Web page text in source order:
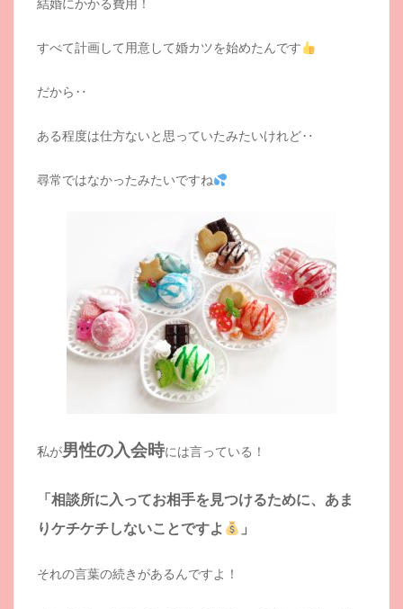
結婚にかかる費用！
すべて計画して用意して婚カツを始めたんです
だから‥
ある程度は仕方ないと思っていたみたいけれど‥
尋常ではなかったみたいですね
私が男性の入会時には言っている！
「相談所に入ってお相手を見つけるために、あま
りケチケチしないことですよ
」
それの言葉の続きがあるんですよ！